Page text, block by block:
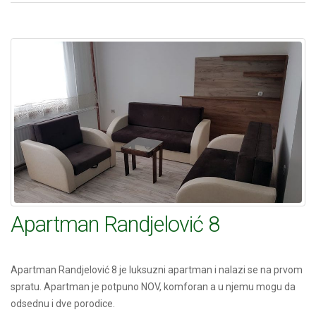
Apartman Randjelović 8
Apartman Randjelović 8 je luksuzni apartman i nalazi se na prvom
spratu. Apartman je potpuno NOV, komforan a u njemu mogu da
odsednu i dve porodice.